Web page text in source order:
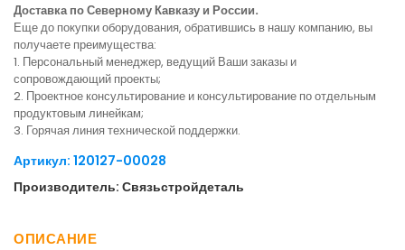
Доставка по Северному Кавказу и России.
Еще до покупки оборудования, обратившись в нашу компанию, вы
получаете преимущества:
1. Персональный менеджер, ведущий Ваши заказы и
сопровождающий проекты;
2. Проектное консультирование и консультирование по отдельным
продуктовым линейкам;
3. Горячая линия технической поддержки.
Артикул: 120127-00028
Производитель: Связьстройдеталь
ОПИСАНИЕ